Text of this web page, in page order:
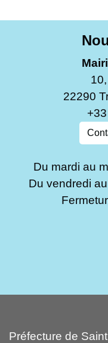
22290
Du mardi au
Du vendredi
Préfecture de